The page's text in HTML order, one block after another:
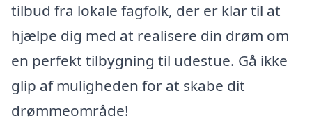
tilbud fra lokale fagfolk, der er klar til at
hjælpe dig med at realisere din drøm om
en perfekt tilbygning til udestue. Gå ikke
glip af muligheden for at skabe dit
drømmeområde!